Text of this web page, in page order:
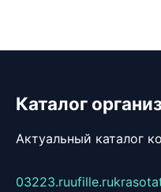
Каталог
Актуальный каталог
03223.ruufille.ru